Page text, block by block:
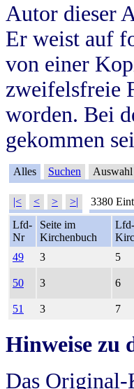
Autor dieser
Er weist auf
von einer
zweifelsfreie
worden. Bei
gekommen
Alles Suchen Auswahl
|< < > >| 3380
Lfd-
Nr
Seite im
Kirchenbuch
49
3 5
50 3 6
51 3 7
Hinweise zu
Das Original-